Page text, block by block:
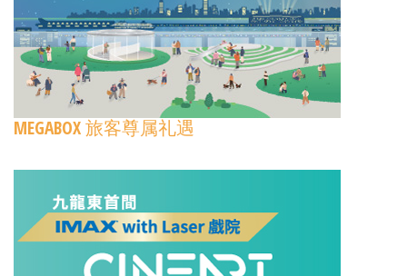
MEGABOX 旅客尊属礼遇